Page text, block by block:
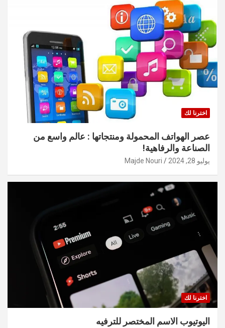
اخترنا لك
عصر الهواتف المحمولة ومنتجاتها : عالم واسع من
الصناعة والرفاهية!
يوليو 28, 2024 Majde Nouri
اخترنا لك
اليوتيوب الاسم المختصر للترفيه